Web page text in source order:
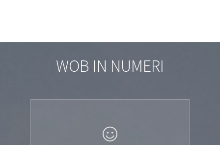
WOB IN NUMERI